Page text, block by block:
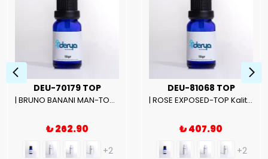
DEU-70179 TOP
| BRUNO BANANI MAN-TOP Kalite Erkek Parfüm Esansı.|
₺ 262.90
+2
DEU-81068 TOP
| ROSE EXPOSED-TOP Kalite Unısex Parfüm Esansı.|
₺ 407.90
+2